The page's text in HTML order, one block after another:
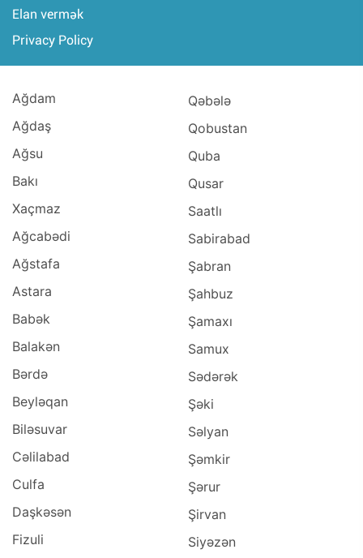
Elan vermək
Privacy Policy
Ağdam
Ağdaş
Ağsu
Bakı
Xaçmaz
Ağcabədi
Ağstafa
Astara
Babək
Balakən
Bərdə
Beyləqan
Biləsuvar
Cəlilabad
Culfa
Daşkəsən
Fizuli
Qəbələ
Qobustan
Quba
Qusar
Saatlı
Sabirabad
Şabran
Şahbuz
Şamaxı
Samux
Sədərək
Şəki
Səlyan
Şəmkir
Şərur
Şirvan
Siyəzən